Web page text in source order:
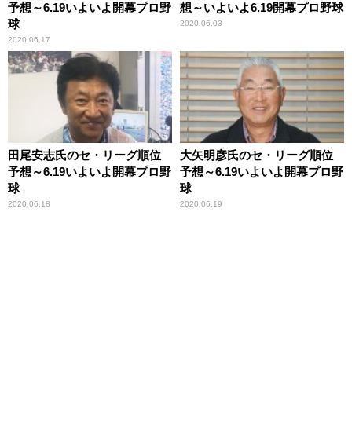
予想～6.19いよいよ開幕プロ野
球
2020.06.17
想～いよいよ6.19開幕プロ野球
2020.06.03
田尾安志氏のセ・リーグ順位
予想～6.19いよいよ開幕プロ野
球
2020.06.18
大矢明彦氏のセ・リーグ順位
予想～6.19いよいよ開幕プロ野
球
2020.06.19